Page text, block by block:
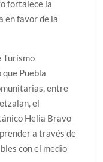
fortalece la
en favor de la
Turismo
Puebla
entre
el
Helia Bravo
a través de
con el medio